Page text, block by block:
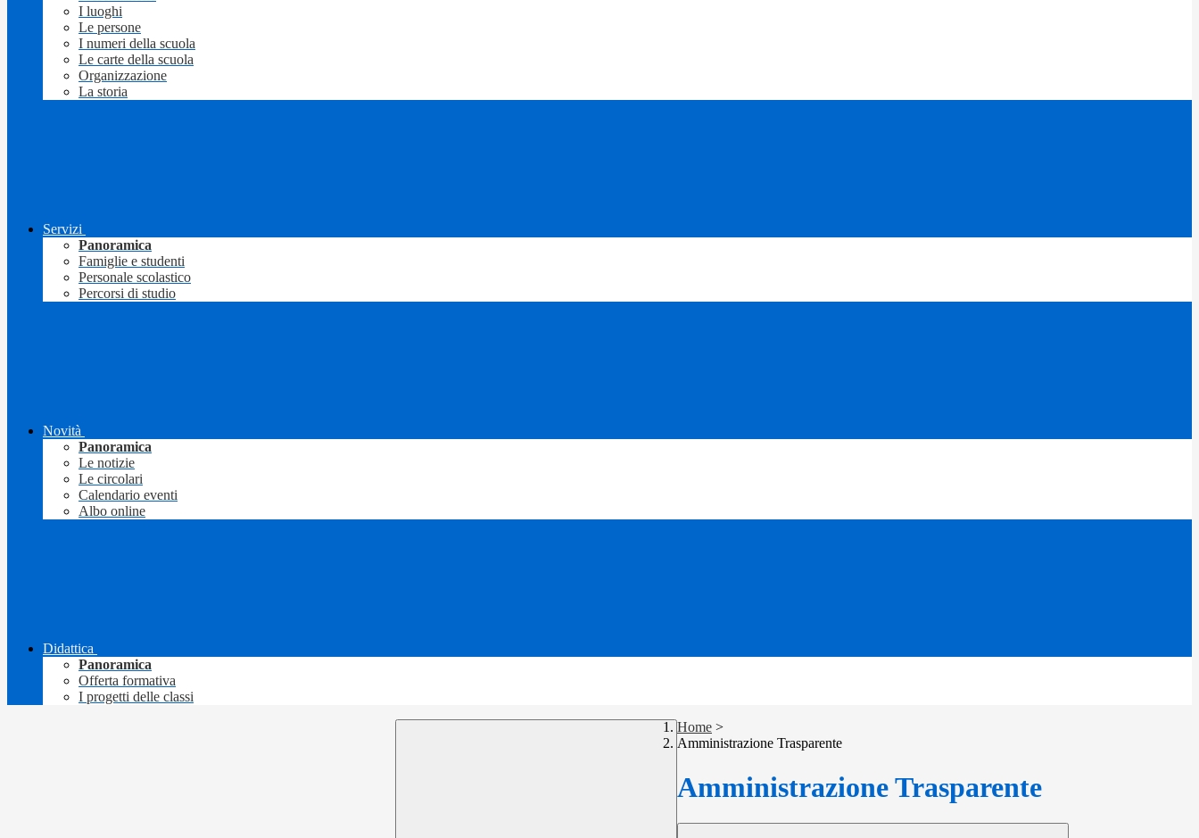
I luoghi
Le persone
I numeri della scuola
Le carte della scuola
Organizzazione
La storia
Servizi
Panoramica
Famiglie e studenti
Personale scolastico
Percorsi di studio
Novità
Panoramica
Le notizie
Le circolari
Calendario eventi
Albo online
Didattica
Panoramica
Offerta formativa
I progetti delle classi
Home >
Amministrazione Trasparente
Amministrazione Trasparente